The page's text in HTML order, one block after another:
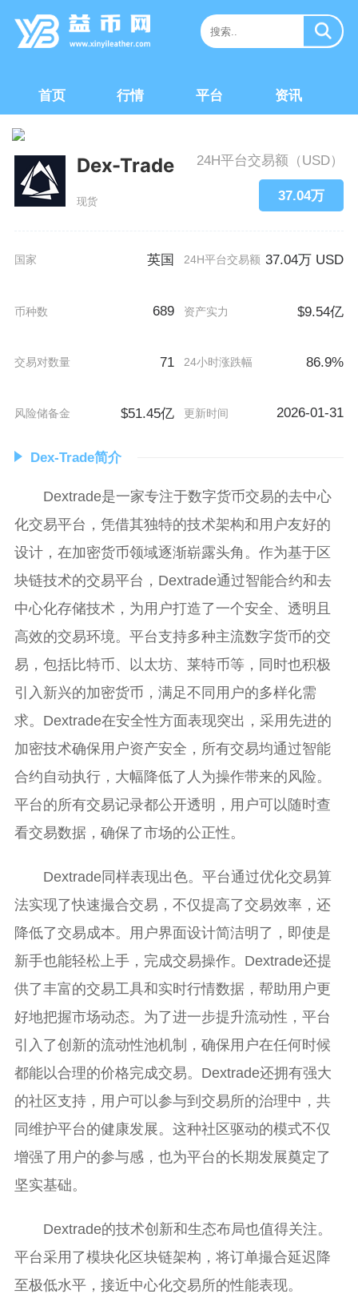
首页 行情 平台 资讯
Dex-Trade
现货
24H平台交易额（USD）
37.04万
国家 英国 24H平台交易额 37.04万 USD
币种数 689 资产实力 $9.54亿
交易对数量 71 24小时涨跌幅 86.9%
风险储备金 $51.45亿 更新时间 2026-01-31
Dex-Trade简介
Dextrade是一家专注于数字货币交易的去中心
化交易平台，凭借其独特的技术架构和用户友好的
设计，在加密货币领域逐渐崭露头角。作为基于区
块链技术的交易平台，Dextrade通过智能合约和去
中心化存储技术，为用户打造了一个安全、透明且
高效的交易环境。平台支持多种主流数字货币的交
易，包括比特币、以太坊、莱特币等，同时也积极
引入新兴的加密货币，满足不同用户的多样化需
求。Dextrade在安全性方面表现突出，采用先进的
加密技术确保用户资产安全，所有交易均通过智能
合约自动执行，大幅降低了人为操作带来的风险。
平台的所有交易记录都公开透明，用户可以随时查
看交易数据，确保了市场的公正性。
Dextrade同样表现出色。平台通过优化交易算
法实现了快速撮合交易，不仅提高了交易效率，还
降低了交易成本。用户界面设计简洁明了，即使是
新手也能轻松上手，完成交易操作。Dextrade还提
供了丰富的交易工具和实时行情数据，帮助用户更
好地把握市场动态。为了进一步提升流动性，平台
引入了创新的流动性池机制，确保用户在任何时候
都能以合理的价格完成交易。Dextrade还拥有强大
的社区支持，用户可以参与到交易所的治理中，共
同维护平台的健康发展。这种社区驱动的模式不仅
增强了用户的参与感，也为平台的长期发展奠定了
坚实基础。
Dextrade的技术创新和生态布局也值得关注。
平台采用了模块化区块链架构，将订单撮合延迟降
至极低水平，接近中心化交易所的性能表现。